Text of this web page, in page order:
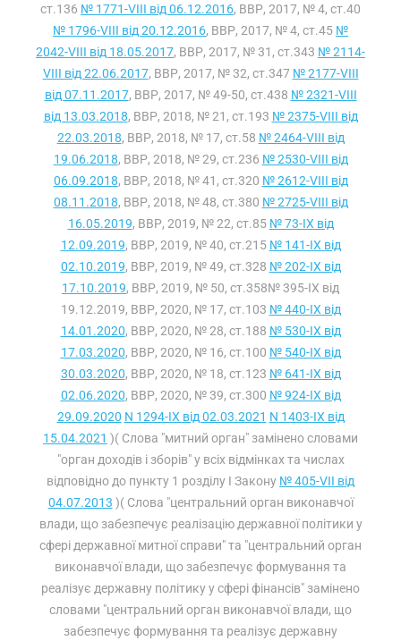
ст.136 № 1771-VIII від 06.12.2016, ВВР, 2017, № 4, ст.40
№ 1796-VIII від 20.12.2016, ВВР, 2017, № 4, ст.45 №
2042-VIII від 18.05.2017, ВВР, 2017, № 31, ст.343 № 2114-
VIII від 22.06.2017, ВВР, 2017, № 32, ст.347 № 2177-VIII
від 07.11.2017, ВВР, 2017, № 49-50, ст.438 № 2321-VIII
від 13.03.2018, ВВР, 2018, № 21, ст.193 № 2375-VIII від
22.03.2018, ВВР, 2018, № 17, ст.58 № 2464-VIII від
19.06.2018, ВВР, 2018, № 29, ст.236 № 2530-VIII від
06.09.2018, ВВР, 2018, № 41, ст.320 № 2612-VIII від
08.11.2018, ВВР, 2018, № 48, ст.380 № 2725-VIII від
16.05.2019, ВВР, 2019, № 22, ст.85 № 73-IX від
12.09.2019, ВВР, 2019, № 40, ст.215 № 141-IX від
02.10.2019, ВВР, 2019, № 49, ст.328 № 202-IX від
17.10.2019, ВВР, 2019, № 50, ст.358№ 395-IX від
19.12.2019, ВВР, 2020, № 17, ст.103 № 440-IX від
14.01.2020, ВВР, 2020, № 28, ст.188 № 530-IX від
17.03.2020, ВВР, 2020, № 16, ст.100 № 540-IX від
30.03.2020, ВВР, 2020, № 18, ст.123 № 641-IX від
02.06.2020, ВВР, 2020, № 39, ст.300 № 924-IX від
29.09.2020 N 1294-IX від 02.03.2021 N 1403-IX від
15.04.2021 )( Слова "митний орган" замінено словами
"орган доходів і зборів" у всіх відмінках та числах
відповідно до пункту 1 розділу I Закону № 405-VII від
04.07.2013 )( Слова "центральний орган виконавчої
влади, що забезпечує реалізацію державної політики у
сфері державної митної справи" та "центральний орган
виконавчої влади, що забезпечує формування та
реалізує державну політику у сфері фінансів" замінено
словами "центральний орган виконавчої влади, що
забезпечує формування та реалізує державну